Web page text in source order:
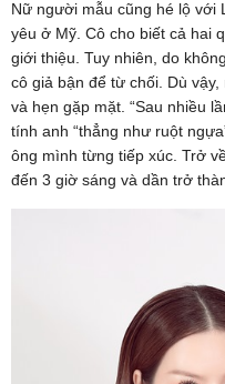
Nữ người mẫu cũng hé lộ với
yêu ở Mỹ. Cô cho biết cả hai
giới thiệu. Tuy nhiên, do
cô giả bận để từ chối. Dù
và hẹn gặp mặt. “Sau nhiều
tính anh “thẳng như ruột
ông mình từng tiếp xúc. Trở
đến 3 giờ sáng và dần trở